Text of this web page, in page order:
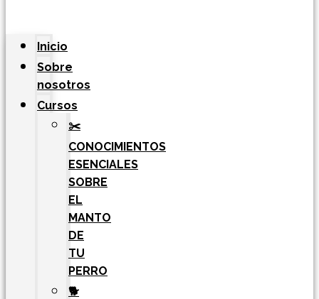
Inicio
Sobre
nosotros
Cursos
✂️
CONOCIMIENTOS
ESENCIALES
SOBRE
EL
MANTO
DE
TU
PERRO
🐕